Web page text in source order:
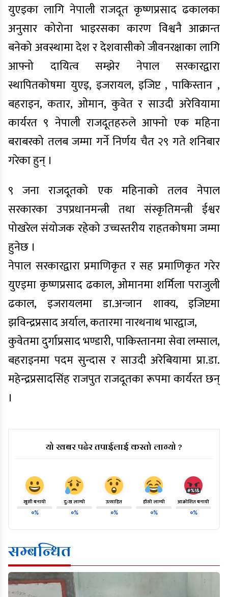
युएइका लागि नेपाली राजदूत कृष्णप्रसाद ढकालका
अनुसार कोरोना भाइरसका कारण विश्वनै आक्रान्त
बनेको अवस्थामा देश र देशवासीको जीवनरक्षाका लागि
आफ्नो दायित्व सम्झेर नेपाल सरकारद्वारा
स्थापितकोषमा युएइ, इजरायल, इजिप्ट , पाकिस्तान ,
बहराइन, कतार, ओमान, कुवेत र साउदी अरेवियामा
कार्यरत ९ नेपाली राजदूतहरुले आफ्नो एक महिना
बराबरको तलब जम्मा गर्ने निर्णय चैत २९ गते शनिबार
गरेका हुन् ।
९ जना राजदूतको एक महिनाको तलव नेपाल
सरकारका उपप्रधानमन्त्री तथा संस्कृतिमन्त्री ईश्वर
पोखरेल संयोजक रहेको उच्चस्तरीय राहतकोषमा जम्मा
हुनेछ ।
नेपाल सरकारद्वारा प्रमाणिकृत र सह प्रमाणिकृत गरेर
युएइमा कृष्णप्रसाद ढकाल, ओमानमा शर्मिला पराजुली
ढकाल, इजरायलमा डा.अन्जान शाक्य, इजिप्टमा
झविन्द्रप्रसाद अर्याल, कतारमा नारथनाथ भारद्वाज,
कुवेतमा दुर्गाप्रसाद भण्डारी, पाकिस्तानमा सेवा लम्साल,
बहराइनमा पदम सुन्दास र साउदी अरेबियामा प्रा.डा.
महेन्द्रप्रसादसिंह राजपुत राजदूतका रूपमा कार्यरत छन्
।
यो खबर पढेर तपाईलाई कस्तो लाग्यो ?
खुसी बनायो
०%
दु:ख लाग्यो
०%
उत्साहित
०%
हाँसो लाग्यो
०%
आक्रोशित बनायो
०%
सम्बन्धित